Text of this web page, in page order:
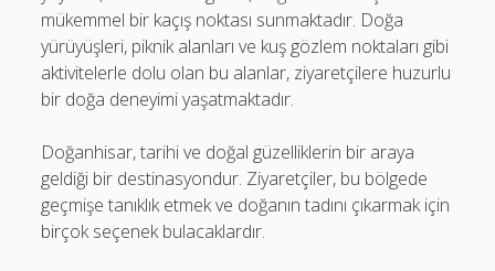
mükemmel bir kaçış noktası sunmaktadır. Doğa
yürüyüşleri, piknik alanları ve kuş gözlem noktaları gibi
aktivitelerle dolu olan bu alanlar, ziyaretçilere huzurlu
bir doğa deneyimi yaşatmaktadır.
Doğanhisar, tarihi ve doğal güzelliklerin bir araya
geldiği bir destinasyondur. Ziyaretçiler, bu bölgede
geçmişe tanıklık etmek ve doğanın tadını çıkarmak için
birçok seçenek bulacaklardır.